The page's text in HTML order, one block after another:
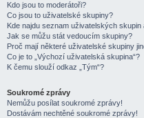
Kdo jsou to moderátoři?
Co jsou to uživatelské skupiny?
Kde najdu seznam uživatelských
Jak se můžu stát vedoucím skupiny?
Proč mají některé uživatelské skupiny
Co je to „Výchozí uživatelská skupina“?
K čemu slouží odkaz „Tým“?
Soukromé zprávy
Nemůžu posílat soukromé zprávy!
Dostávám nechtěné soukromé zprávy!